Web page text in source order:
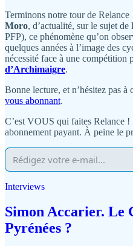
Terminons notre tour de Relance
Moro, d’actualité, sur le sujet
PFP), ce phénomène qu’on
quelques années à l’image des
nécessité face à une compétition
d’Archimaigre.
Bonne lecture, et n’hésitez pas
vous abonnant.
C’est VOUS qui faites Relance !
abonnement payant. À peine le
Interviews
Simon Accarier. Le
Pyrénées ?